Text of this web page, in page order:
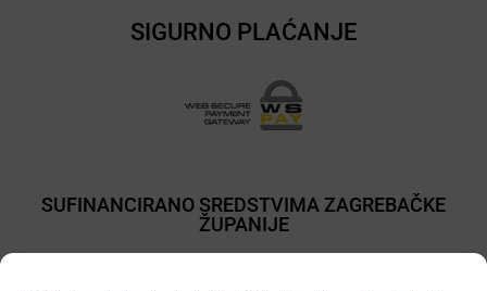
SIGURNO PLAĆANJE
SUFINANCIRANO SREDSTVIMA ZAGREBAČKE
ŽUPANIJE